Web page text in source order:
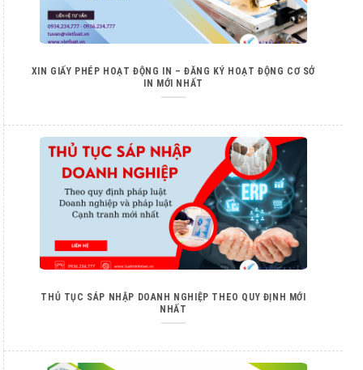
XIN GIẤY PHÉP HOẠT ĐỘNG IN – ĐĂNG KÝ HOẠT ĐỘNG CƠ SỞ
IN MỚI NHẤT
THỦ TỤC SÁP NHẬP DOANH NGHIỆP THEO QUY ĐỊNH MỚI
NHẤT